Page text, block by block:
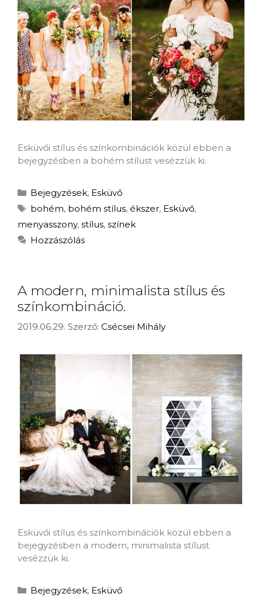
Esküvői stílus és színkombinációk közül ebben a
bejegyzésben a bohém stílust vesézzük ki.
Bejegyzések, Esküvő
bohém, bohém stílus, ékszer, Esküvő,
menyasszony, stílus, színek
Hozzászólás
A modern, minimalista stílus és
színkombináció.
2019.06.29. Szerző: Csécsei Mihály
Esküvői stílus és színkombinációk közül ebben a
bejegyzésben a modern, minimalista stílust
vesézzük ki.
Bejegyzések, Esküvő